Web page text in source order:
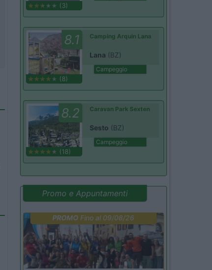
(3)
8.1
(8)
Camping Arquin Lana
Lana (BZ)
Campeggio
8.2
(18)
Caravan Park Sexten
Sesto (BZ)
Campeggio
Promo e Appuntamenti
PROMO Fino al 09/08/26